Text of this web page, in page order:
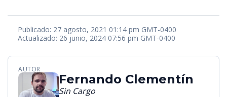
Publicado: 27 agosto, 2021 01:14 pm GMT-0400
Actualizado: 26 junio, 2024 07:56 pm GMT-0400
AUTOR
Fernando Clementín
Sin Cargo